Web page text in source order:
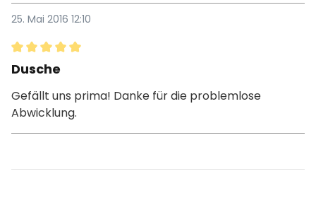
25. Mai 2016 12:10
Bewertung mit 5 von 5 Sternen
Dusche
Gefällt uns prima! Danke für die problemlose
Abwicklung.